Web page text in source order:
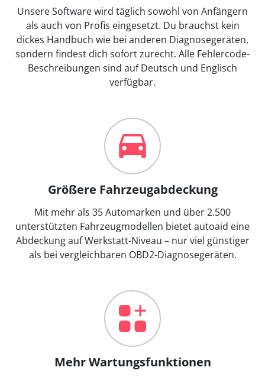
Unsere Software wird täglich sowohl von Anfängern
als auch von Profis eingesetzt. Du brauchst kein
dickes Handbuch wie bei anderen Diagnosegeräten,
sondern findest dich sofort zurecht. Alle Fehlercode-
Beschreibungen sind auf Deutsch und Englisch
verfügbar.
Größere Fahrzeugabdeckung
Mit mehr als 35 Automarken und über 2.500
unterstützten Fahrzeugmodellen bietet autoaid eine
Abdeckung auf Werkstatt-Niveau – nur viel günstiger
als bei vergleichbaren OBD2-Diagnosegeräten.
Mehr Wartungsfunktionen